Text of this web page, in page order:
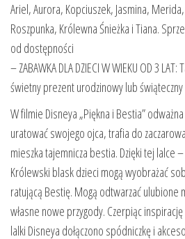
Ariel, Aurora, Kopciuszek, Jasmina,
Roszpunka, Królewna Śnieżka i Tiana.
od dostępności
– ZABAWKA DLA DZIECI W WIEKU OD 3
świetny prezent urodzinowy lub
W filmie Disneya „Piękna i Bestia”
uratować swojego ojca, trafia do
mieszka tajemnicza bestia. Dzięki tej lalce
Królewski blask dzieci mogą wyobrażać
ratującą Bestię. Mogą odtwarzać ulubione
własne nowe przygody. Czerpiąc
lalki Disneya dołączono spódniczkę i